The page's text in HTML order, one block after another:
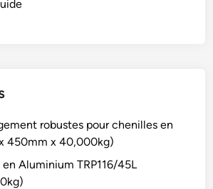
robustes pour chenilles en
450mm x 40,000kg)
en Aluminium TRP116/45L